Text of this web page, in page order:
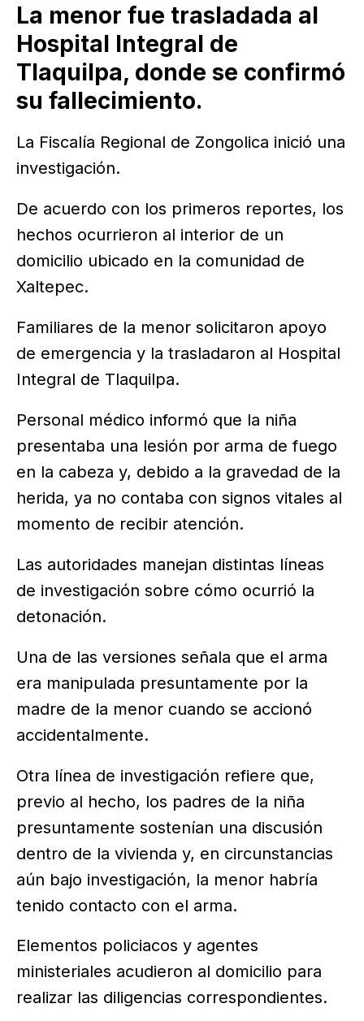
La menor fue trasladada al
Hospital Integral de
Tlaquilpa, donde se confirmó
su fallecimiento.
La Fiscalía Regional de Zongolica inició una
investigación.
De acuerdo con los primeros reportes, los
hechos ocurrieron al interior de un
domicilio ubicado en la comunidad de
Xaltepec.
Familiares de la menor solicitaron apoyo
de emergencia y la trasladaron al Hospital
Integral de Tlaquilpa.
Personal médico informó que la niña
presentaba una lesión por arma de fuego
en la cabeza y, debido a la gravedad de la
herida, ya no contaba con signos vitales al
momento de recibir atención.
Las autoridades manejan distintas líneas
de investigación sobre cómo ocurrió la
detonación.
Una de las versiones señala que el arma
era manipulada presuntamente por la
madre de la menor cuando se accionó
accidentalmente.
Otra línea de investigación refiere que,
previo al hecho, los padres de la niña
presuntamente sostenían una discusión
dentro de la vivienda y, en circunstancias
aún bajo investigación, la menor habría
tenido contacto con el arma.
Elementos policiacos y agentes
ministeriales acudieron al domicilio para
realizar las diligencias correspondientes.